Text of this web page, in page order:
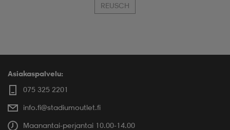
REUSCH
Asiakaspalvelu:
075 325 2201
info.fi@stadiumoutlet.fi
Maanantai-perjantai 10.00-14.00